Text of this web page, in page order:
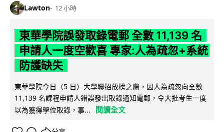
Lawton 12 小時
東華學院誤發取錄電郵 全數 11,139 名
申請人一度空歡喜 專家:人為疏忽+系統
防護缺失
東華學院今日（5 日）大學聯招放榜之際，因人為疏忽向全數
11,139 名課程申請人錯誤發出取錄通知電郵，令大批考生一度
以為獲得學位取錄，事...
閱讀全文